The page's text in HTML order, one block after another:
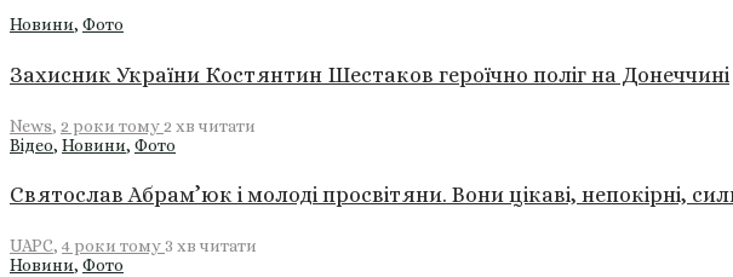
Новини, Фото
Захисник України Костянтин Шестаков героїчно поліг на Донеччині
News, 2 роки тому 2 хв читати
Відео, Новини, Фото
Святослав Абрам’юк і молоді просвітяни. Вони цікаві, непокірні,
UAPC, 4 роки тому3 хв читати
Новини, Фото